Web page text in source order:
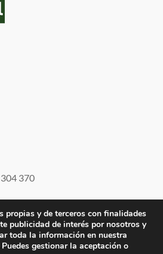
370
Visa PayPal MasterCard
propias y de terceros con finalidades
publicidad de interés por nosotros y
toda la información en nuestra
Puedes gestionar la aceptación o